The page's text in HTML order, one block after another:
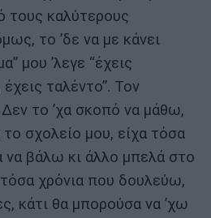
τους καλύτερους
το ’δε να με κάνει
μου ’λεγε “έχεις
ταλέντο”. Τον
το ’χα σκοπό να μάθω,
σχολείο μου, είχα τόσα
να βάλω κι άλλο μπελά στο
χρόνια που δουλεύω,
κάτι θα μπορούσα να ’χω